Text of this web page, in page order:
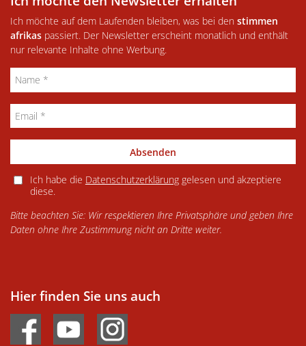
Ich möchte auf dem Laufenden bleiben, was bei den stimmen
afrikas passiert. Der Newsletter erscheint monatlich und enthält
nur relevante Inhalte ohne Werbung.
Absenden
Ich habe die Datenschutzerklärunggelesen und akzeptiere
diese.
Bitte beachten Sie: Wir respektieren Ihre Privatsphäre und geben Ihre
Daten ohne Ihre Zustimmung nicht an Dritte weiter.
Hier finden Sie uns auch